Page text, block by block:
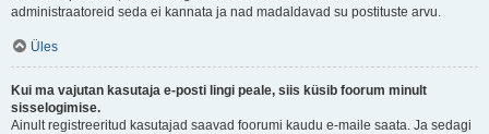
administraatoreid seda ei kannata ja nad madaldavad su postituste arvu.
Üles
Kui ma vajutan kasutaja e-posti lingi peale, siis küsib foorum minult
sisselogimise.
Ainult registreeritud kasutajad saavad foorumi kaudu e-maile saata. Ja sedagi